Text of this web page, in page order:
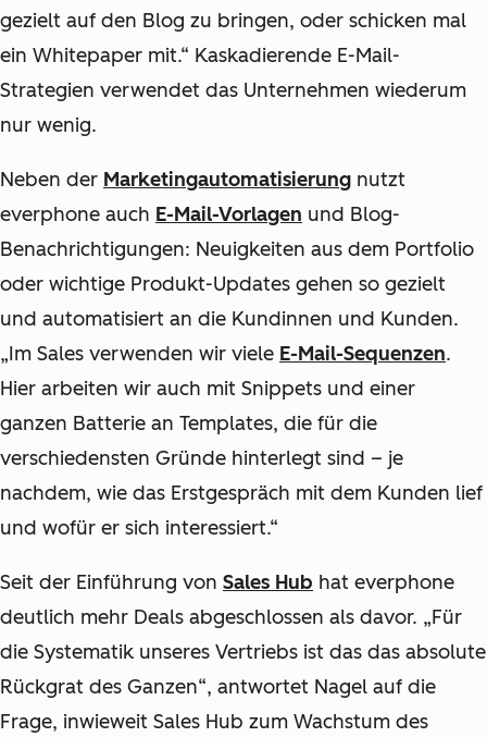
gezielt auf den Blog zu bringen, oder schicken mal
ein Whitepaper mit.“ Kaskadierende E-Mail-
Strategien verwendet das Unternehmen wiederum
nur wenig.
Neben der Marketingautomatisierung nutzt
everphone auch E-Mail-Vorlagen und Blog-
Benachrichtigungen: Neuigkeiten aus dem Portfolio
oder wichtige Produkt-Updates gehen so gezielt
und automatisiert an die Kundinnen und Kunden.
„Im Sales verwenden wir viele E-Mail-Sequenzen.
Hier arbeiten wir auch mit Snippets und einer
ganzen Batterie an Templates, die für die
verschiedensten Gründe hinterlegt sind – je
nachdem, wie das Erstgespräch mit dem Kunden lief
und wofür er sich interessiert.“
Seit der Einführung von Sales Hub hat everphone
deutlich mehr Deals abgeschlossen als davor. „Für
die Systematik unseres Vertriebs ist das das absolute
Rückgrat des Ganzen“, antwortet Nagel auf die
Frage, inwieweit Sales Hub zum Wachstum des